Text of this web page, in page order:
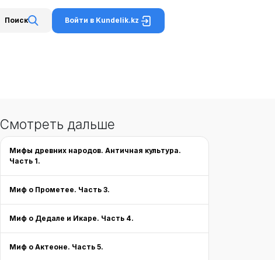
Поиск Войти в Kundelik.kz
Смотреть дальше
Мифы древних народов. Античная культура.
Часть 1.
Миф о Прометее. Часть 3.
Миф о Дедале и Икаре. Часть 4.
Миф о Актеоне. Часть 5.